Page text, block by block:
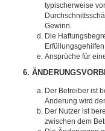
typischerweise
Gewinn.
Die
Ansprüche für
6.
Der Betreiber ist
Änderung wird
Der Nutzer ist
zwischen dem